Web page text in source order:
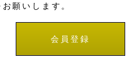
願いします。
会員登録